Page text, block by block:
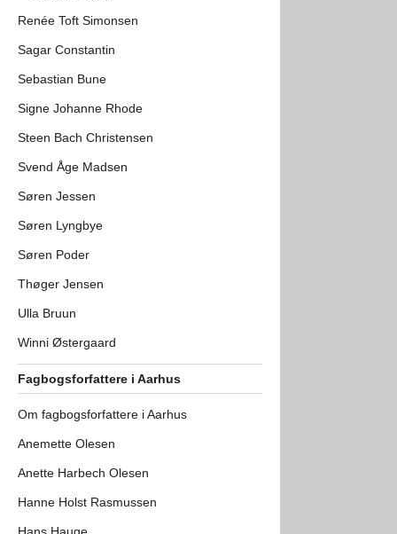
Renée Toft Simonsen
Sagar Constantin
Sebastian Bune
Signe Johanne Rhode
Steen Bach Christensen
Svend Åge Madsen
Søren Jessen
Søren Lyngbye
Søren Poder
Thøger Jensen
Ulla Bruun
Winni Østergaard
Fagbogsforfattere i Aarhus
Om fagbogsforfattere i Aarhus
Anemette Olesen
Anette Harbech Olesen
Hanne Holst Rasmussen